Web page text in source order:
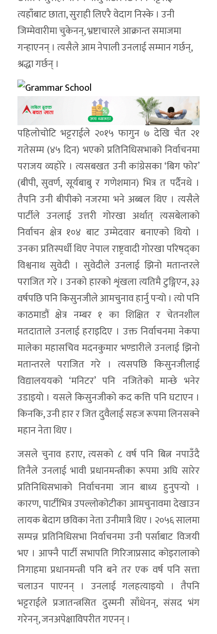
त्यहाँबाट छाता, सुराही लिएरै वेदाग निस्के । उनी
जिम्मेवारीमा चुकेनन्, भ्रष्टाचारले आक्रान्त समाजमा
गन्हाएनन् । त्यसैले आम नेपाली उनलाई सम्मान गर्छन्,
श्रद्धा गर्छन् ।
पहिलोचोटि भट्टराईले २०१५ फागुन ७ देखि चैत २१
गतेसम्म (४५ दिन) भएको प्रतिनिधिसभाको निर्वाचनमा
पराजय व्यहोरे । त्यसबखत उनी कांग्रेसका ‘बिग फोर’
(बीपी, सुवर्ण, सूर्यबाबु र गणेशमान) भित्र त पर्दैनथे ।
तैपनि उनी बीपीको नजरमा भने अब्बल थिए । त्यसैले
पार्टीले उनलाई उत्तरी गोरखा अर्थात् त्यसबेलाको
निर्वाचन क्षेत्र १०४ बाट उम्मेदवार बनाएको थियो ।
उनका प्रतिस्पर्धी थिए नेपाल राष्ट्रवादी गोरखा परिषद्‌का
विश्वनाथ सुवेदी । सुवेदीले उनलाई झिनो मतान्तरले
पराजित गरे । उनको हारको शृंखला त्यतिमै टुङ्गिएन, ३३
वर्षपछि पनि किसुनजीले आमचुनाव हार्नु पर्‍यो । त्यो पनि
काठमाडौं क्षेत्र नम्बर १ का शिक्षित र चेतनशील
मतदाताले उनलाई हराइदिए । उक्त निर्वाचनमा नेकपा
मालेका महासचिव मदनकुमार भण्डारीले उनलाई झिनो
मतान्तरले पराजित गरे । त्यसपछि किसुनजीलाई
विद्यालययको ‘मनिटर’ पनि नजितेको मान्छे भनेर
उडाइयो । यसले किसुनजीको कद कत्ति पनि घटाएन ।
किनकि, उनी हार र जित दुवैलाई सहज रूपमा लिनसक्ने
महान नेता थिए ।
जसले चुनाव हराए, त्यसको ८ वर्ष पनि बित्न नपाउँदै
तिनैले उनलाई भावी प्रधानमन्त्रीका रूपमा अघि सारेर
प्रतिनिधिसभाको निर्वाचनमा जान बाध्य हुनुपर्‍यो ।
कारण, पार्टीभित्र उपल्लोकोटीका आमचुनावमा देखाउन
लायक बेदाग छविका नेता उनीमात्रै थिए । २०५६ सालमा
सम्पन्न प्रतिनिधिसभा निर्वाचनमा उनी पर्साबाट विजयी
भए । आफ्नै पार्टी सभापति गिरिजाप्रसाद कोइरालाको
निगाहमा प्रधानमन्त्री पनि बने तर एक वर्ष पनि सत्ता
चलाउन पाएनन् । उनलाई गलहत्याइयो । तैपनि
भट्टराईले प्रजातन्त्रसित दुस्मनी साँधेनन्, संसद भंग
गरेनन्, जनअपेक्षाविपरीत गएनन् ।